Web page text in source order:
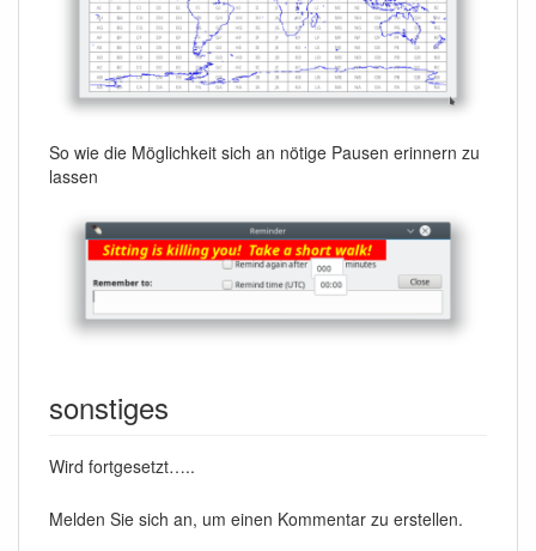
So wie die Möglichkeit sich an nötige Pausen erinnern zu
lassen
sonstiges
Wird fortgesetzt…..
Melden Sie sich an, um einen Kommentar zu erstellen.